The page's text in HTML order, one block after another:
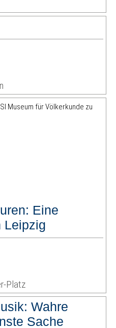
Eine
Leipzig
Platz
Wahre
Sache